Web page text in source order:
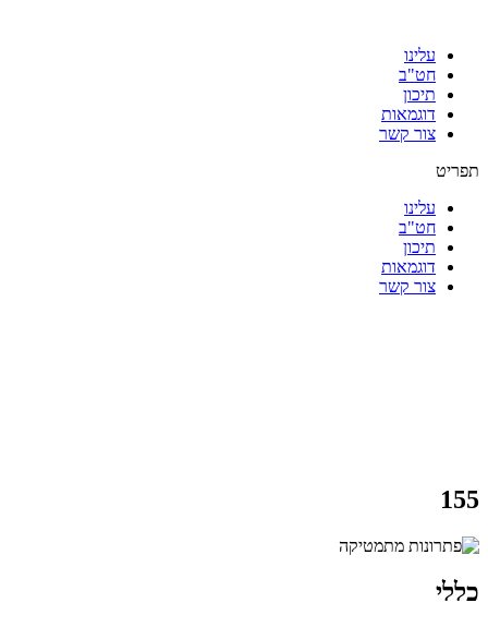
עלינו
חט"ב
תיכון
דוגמאות
צור קשר
תפריט
עלינו
חט"ב
תיכון
דוגמאות
צור קשר
155
כללי